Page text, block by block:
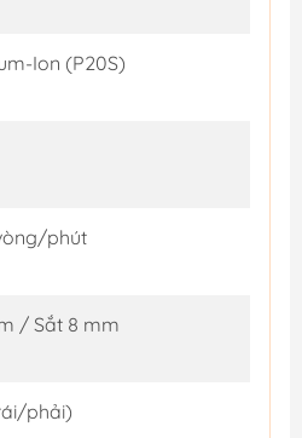
Ion (P20S)
phút
/ Sắt 8 mm
phải)